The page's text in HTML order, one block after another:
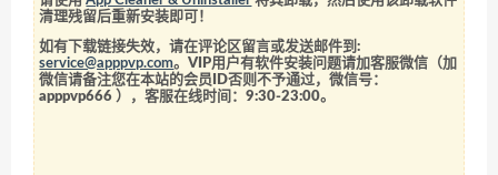
清理残留后重新安装即可！
如有下载链接失效，请在评论区留言或发送邮件到:
service@apppvp.com。VIP用户有软件安装问题请加客服微信（加
微信请备注您在本站的会员ID否则不予通过，微信号：
apppvp666 ），客服在线时间：9:30-23:00。